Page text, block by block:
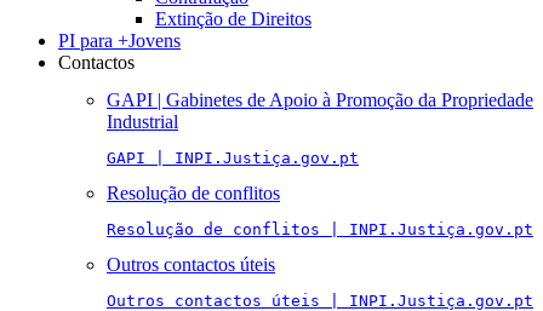
Extinção de Direitos
PI para +Jovens
Contactos
GAPI | Gabinetes de Apoio à Promoção da Propriedade
Industrial
GAPI | INPI.Justiça.gov.pt
Resolução de conflitos
Resolução de conflitos | INPI.Justiça.gov.pt
Outros contactos úteis
Outros contactos úteis | INPI.Justiça.gov.pt